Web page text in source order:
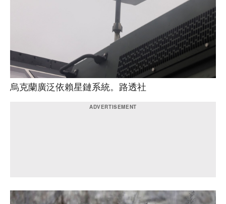
烏克蘭廣泛依賴星鏈系統。路透社